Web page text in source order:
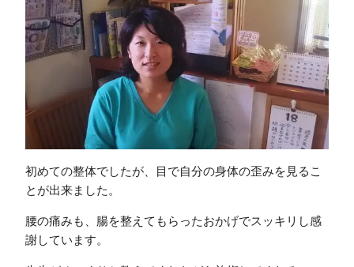
初めての整体でしたが、目で自分の身体の歪みを見るこ
とが出来ました。
腰の痛みも、腸を整えてもらったおかげでスッキリし感
謝しています。